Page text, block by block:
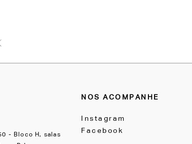
- Bloco H, salas
NOS ACOMPANHE
Instagram
Facebook